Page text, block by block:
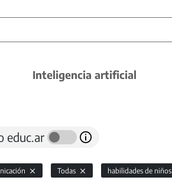
Inteligencia artificial
educ.ar
Todas habilidades de niños